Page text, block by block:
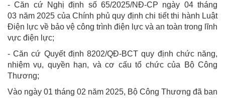
- Căn cứ Nghị định số 65/2025/NĐ-CP ngày 04 tháng
03 năm 2025 của Chính phủ quy định chi tiết thi hành Luật
Điện lực về bảo vệ công trình điện lực và an toàn trong lĩnh
vực điện lực;
- Căn cứ Quyết định 8202/QĐ-BCT quy định chức năng,
nhiệm vụ, quyền hạn, và cơ cấu tổ chức của Bộ Công
Thương;
Vào ngày 01 tháng 02 năm 2025, Bộ Công Thương đã ban